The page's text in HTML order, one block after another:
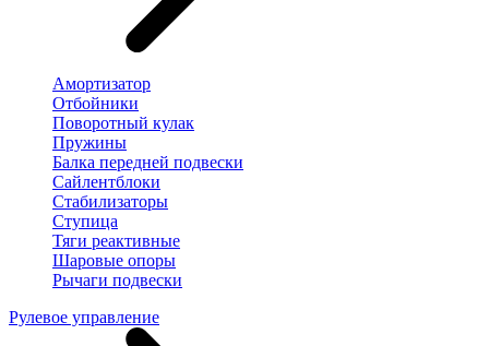
Амортизатор
Отбойники
Поворотный кулак
Пружины
Балка передней подвески
Сайлентблоки
Стабилизаторы
Ступица
Тяги реактивные
Шаровые опоры
Рычаги подвески
Рулевое управление